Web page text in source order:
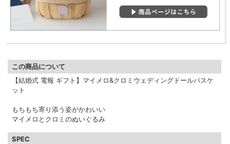
この商品について
【結婚式 電報 ギフト】マイメロ&クロミウェディングドールバスケ
ット
もちもち寄り添う姿がかわいい
マイメロとクロミのぬいぐるみ
SPEC